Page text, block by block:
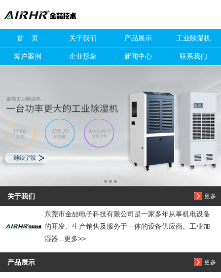
首 页 关于我们 产品展示 工业除湿机
客户案例 企业形象 新闻中心 联系我们
更多
关于我们
东莞市金喆电子科技有限公司是一家多年从事机电设备
的开发、生产销售及服务于一体的设备供应商。工业加
湿器...更多>>
更多
产品展示
信息搜索
搜索